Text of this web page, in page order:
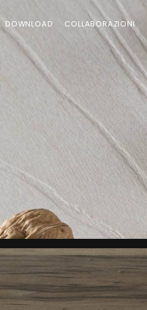
DOWNLOAD COLLABORAZIONI